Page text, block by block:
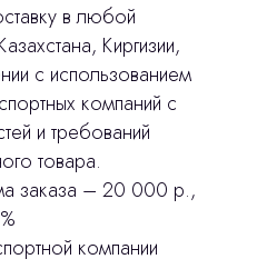
в любой
Киргизии,
с использованием
компаний с
и требований
товара.
заказа – 20 000 р.,
компании